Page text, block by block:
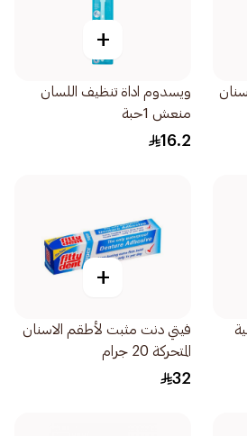
+
ويسدوم اداة تنظيف اللسان
منعش 1حبة
16.2
+
فيتي دنت مثبت لأطقم الاسنان
المتحركة 20 جرام
32